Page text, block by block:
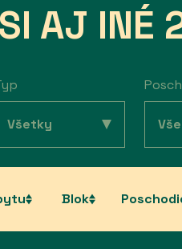
AJ INÉ
Blok